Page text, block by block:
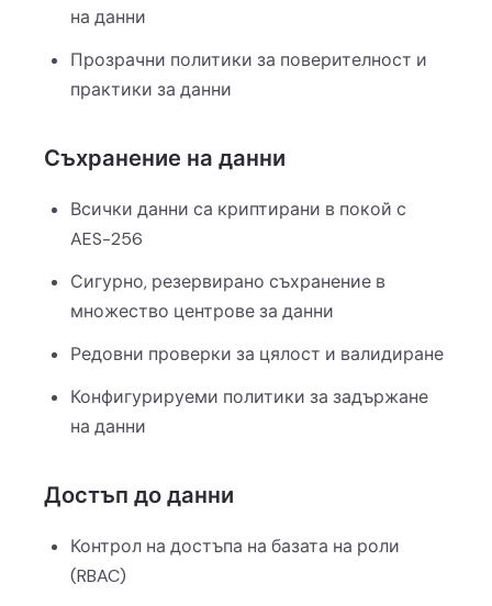
на данни
Прозрачни политики за поверителност и
практики за данни
Съхранение на данни
Всички данни са криптирани в покой с
AES-256
Сигурно, резервирано съхранение в
множество центрове за данни
Редовни проверки за цялост и валидиране
Конфигурируеми политики за задържане
на данни
Достъп до данни
Контрол на достъпа на базата на роли
(RBAC)